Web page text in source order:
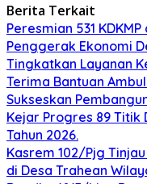
Berita Terkait
Peresmian 531
Penggerak Ekonomi
Tingkatkan Layanan
Terima Bantuan
Sukseskan
Kejar Progres 89 Titik
Tahun 2026.
Kasrem 102/Pjg
di Desa Trahean